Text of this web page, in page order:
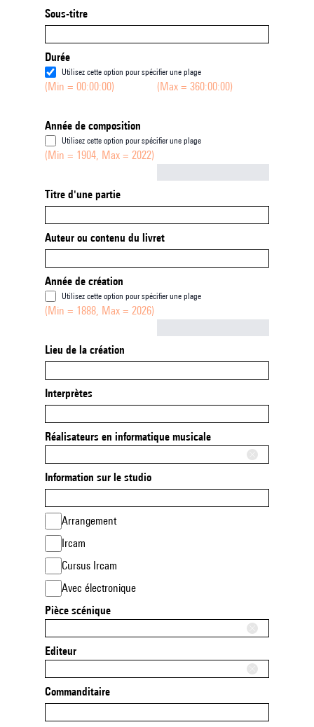
Sous-titre
Durée
Utilisez cette option pour spécifier une plage
(Min = 00:00:00) (Max = 360:00:00)
Année de composition
Utilisez cette option pour spécifier une plage
(Min = 1904, Max = 2022)
Titre d'une partie
Auteur ou contenu du livret
Année de création
Utilisez cette option pour spécifier une plage
(Min = 1888, Max = 2026)
Lieu de la création
Interprètes
Réalisateurs en informatique musicale
Information sur le studio
Arrangement
Ircam
Cursus Ircam
Avec électronique
Pièce scénique
Editeur
Commanditaire